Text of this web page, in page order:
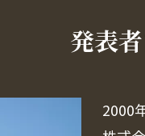
発表
2000